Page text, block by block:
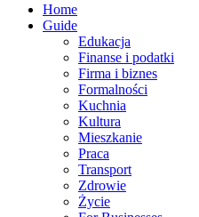
Home
Guide
Edukacja
Finanse i podatki
Firma i biznes
Formalności
Kuchnia
Kultura
Mieszkanie
Praca
Transport
Zdrowie
Życie